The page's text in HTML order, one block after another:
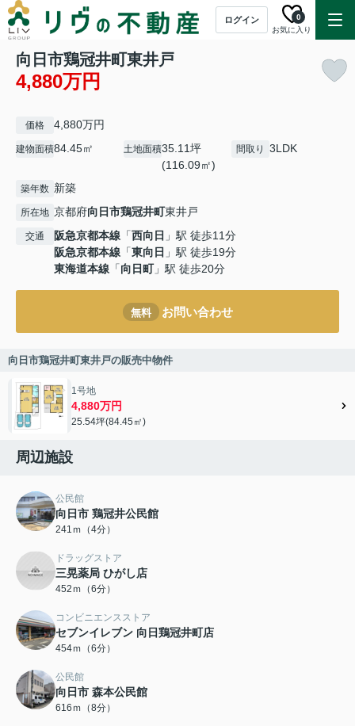
ログイン
お気に入り
0
向日市鶏冠井町東井戸
4,880万円
価格 4,880万円
建物面積84.45㎡ 土地面積35.11坪
(116.09㎡)
間取り 3LDK
築年数 新築
所在地 京都府向日市鶏冠井町東井戸
交通 阪急京都本線 「西向日 」駅 徒歩11分
阪急京都本線 「東向日 」駅 徒歩19分
東海道本線 「向日町」駅 徒歩20分
無料 お問い合わせ
向日市鶏冠井町東井戸の販売中物件
1号地
4,880万円
25.54坪(84.45㎡)
周辺施設
公民館
向日市 鶏冠井公民館
241ｍ（4分）
ドラッグストア
三晃薬局 ひがし店
452ｍ（6分）
コンビニエンスストア
セブンイレブン 向日鶏冠井町店
454ｍ（6分）
公民館
向日市 森本公民館
616ｍ（8分）